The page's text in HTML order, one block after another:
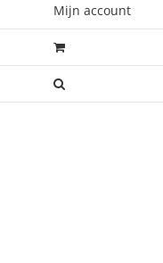
Mijn account